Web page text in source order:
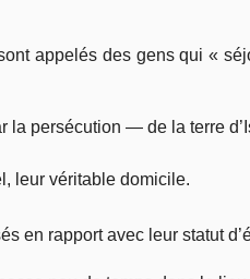
appelés des gens qui «
persécution — de la terre
leur véritable domicile.
en rapport avec leur statut